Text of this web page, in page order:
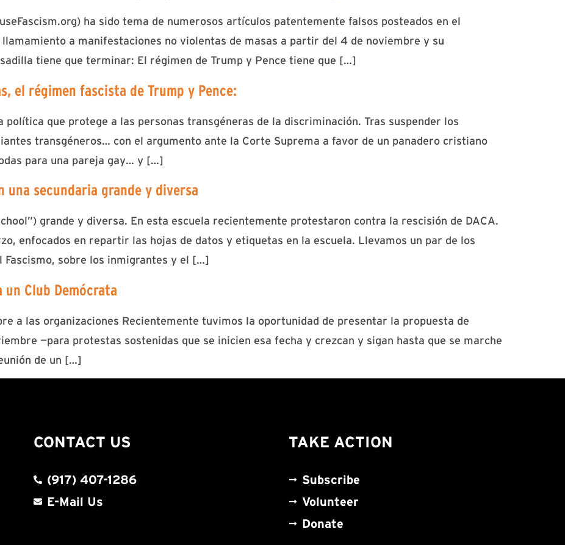
ha sido tema de numerosos artículos patentemente falsos posteados en el
a manifestaciones no violentas de masas a partir del 4 de noviembre y su
tiene que terminar: El régimen de Trump y Pence tiene que […]
el régimen fascista de Trump y Pence:
política que protege a las personas transgéneras de la discriminación. Tras suspender los
transgéneros… con el argumento ante la Corte Suprema a favor de un panadero cristiano
para una pareja gay… y […]
una secundaria grande y diversa
grande y diversa. En esta escuela recientemente protestaron contra la rescisión de DACA.
enfocados en repartir las hojas de datos y etiquetas en la escuela. Llevamos un par de los
sobre los inmigrantes y el […]
un Club Demócrata
a las organizaciones Recientemente tuvimos la oportunidad de presentar la propuesta de
—para protestas sostenidas que se inicien esa fecha y crezcan y sigan hasta que se marche
de un […]
CONTACT US
(917) 407-1286
E-Mail Us
TAKE ACTION
Subscribe
Volunteer
Donate